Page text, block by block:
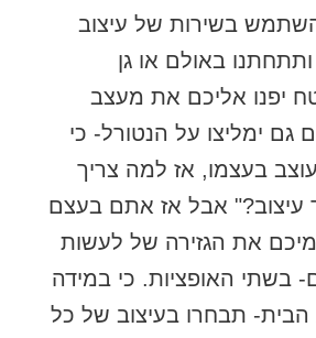
בשירות של עיצוב
באולם או גן
יפנו אליכם את מעצב
גם ימליצו על הנטורל- כי
בעצמו, אז למה צריך
עיצוב?" אבל אז אתם בעצם
את הגזירה של לעשות
בשתי האופציות. כי במידה
תבחרו בעיצוב של כל